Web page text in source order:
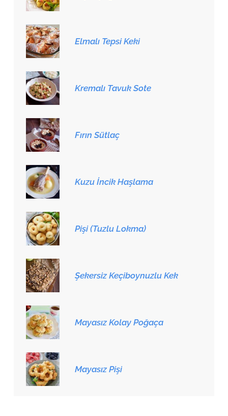
Elmalı Tepsi Keki
Kremalı Tavuk Sote
Fırın Sütlaç
Kuzu İncik Haşlama
Pişi (Tuzlu Lokma)
Şekersiz Keçiboynuzlu Kek
Mayasız Kolay Poğaça
Mayasız Pişi